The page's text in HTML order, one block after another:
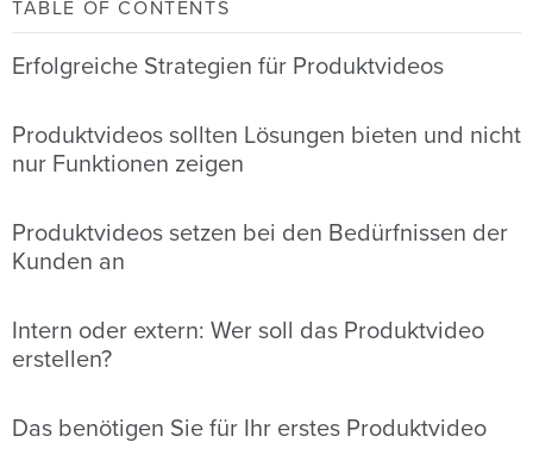
TABLE OF CONTENTS
Erfolgreiche Strategien für Produktvideos
Produktvideos sollten Lösungen bieten und nicht
nur Funktionen zeigen
Produktvideos setzen bei den Bedürfnissen der
Kunden an
Intern oder extern: Wer soll das Produktvideo
erstellen?
Das benötigen Sie für Ihr erstes Produktvideo